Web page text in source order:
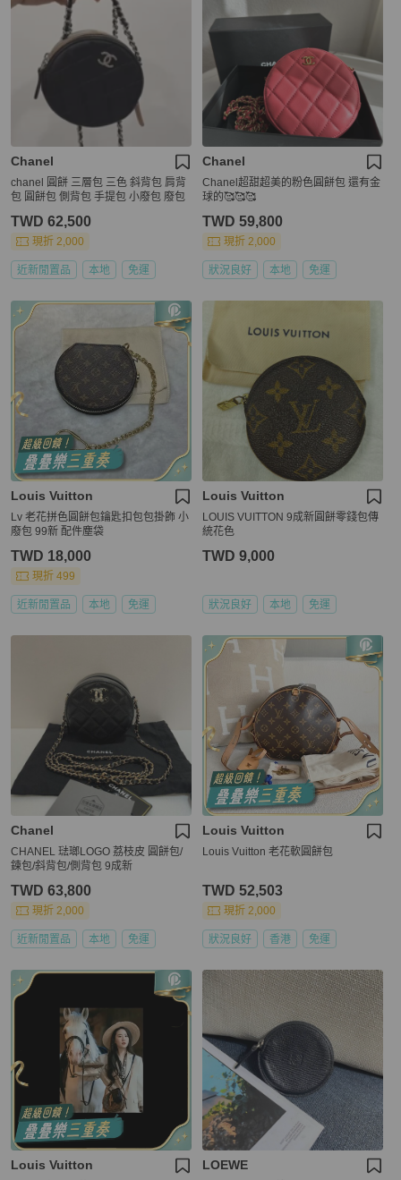
Chanel
chanel 圓餅 三層包 三色 斜背包 肩背
包 圓餅包 側背包 手提包 小廢包 廢包
TWD 62,500
現折 2,000
近新閒置品 本地 免運
Chanel
Chanel超甜超美的粉色圓餅包 還有金
球的🥰🥰🥰
TWD 59,800
現折 2,000
狀況良好 本地 免運
Louis Vuitton
Lv 老花拼色圓餅包鑰匙扣包包掛飾 小
廢包 99新 配件塵袋
TWD 18,000
現折 499
近新閒置品 本地 免運
Louis Vuitton
LOUIS VUITTON 9成新圓餅零錢包傳
統花色
TWD 9,000
狀況良好 本地 免運
Chanel
CHANEL 琺瑯LOGO 荔枝皮 圓餅包/
鍊包/斜背包/側背包 9成新
TWD 63,800
現折 2,000
近新閒置品 本地 免運
Louis Vuitton
Louis Vuitton 老花軟圓餅包
TWD 52,503
現折 2,000
狀況良好 香港 免運
Louis Vuitton LOEWE